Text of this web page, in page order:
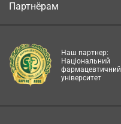
Партнёрам
Наш партнер:
Національний
фармацевтичний
університет